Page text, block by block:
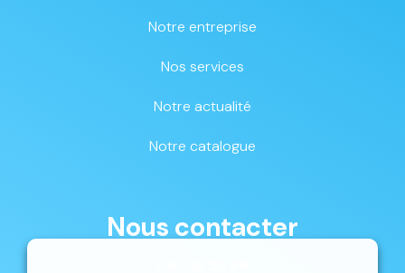
Notre entreprise
Nos services
Notre actualité
Notre catalogue
Nous contacter